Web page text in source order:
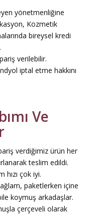
yönetmenliğine
Kozmetik
bireysel kredi
verilebilir.
iptal etme hakkını
Ve
verdiğimiz ürün her
teslim edildi.
çok iyi.
paketlerken içine
koymuş arkadaşlar.
çerçeveli olarak